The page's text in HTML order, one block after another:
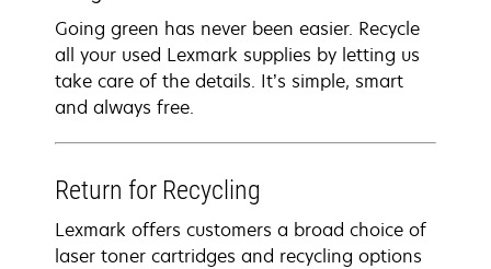
Going green has never been easier. Recycle
all your used Lexmark supplies by letting us
take care of the details. It’s simple, smart
and always free.
Return for Recycling
Lexmark offers customers a broad choice of
laser toner cartridges and recycling options